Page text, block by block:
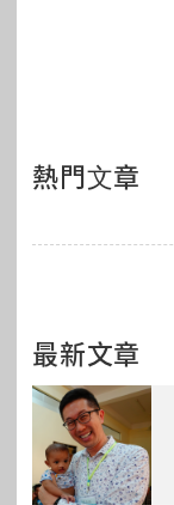
熱門文章
最新文章